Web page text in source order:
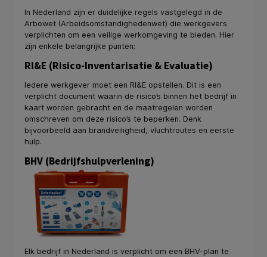
In Nederland zijn er duidelijke regels vastgelegd in de
Arbowet (Arbeidsomstandighedenwet) die werkgevers
verplichten om een veilige werkomgeving te bieden. Hier
zijn enkele belangrijke punten:
RI&E (Risico-Inventarisatie & Evaluatie)
Iedere werkgever moet een RI&E opstellen. Dit is een
verplicht document waarin de risico’s binnen het bedrijf in
kaart worden gebracht en de maatregelen worden
omschreven om deze risico’s te beperken. Denk
bijvoorbeeld aan brandveiligheid, vluchtroutes en eerste
hulp.
BHV (Bedrijfshulpverlening)
Elk bedrijf in Nederland is verplicht om een BHV-plan te